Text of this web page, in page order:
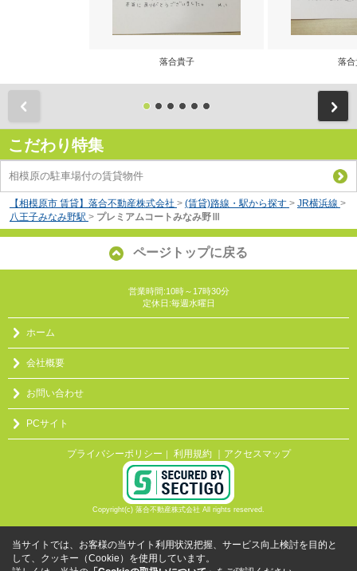
落合貴子 落合
こだわり特集
相模原の駐車場付の賃貸物件
【相模原市 賃貸】落合不動産株式会社 > (賃貸)路線・駅から探す > JR横浜線 >
八王子みなみ野駅 > プレミアムコートみなみ野Ⅲ
ページトップに戻る
営業時間:10時～17時30分
定休日:毎週水曜日
ホーム
会社概要
お問い合わせ
PCサイト
プライバシーポリシー 利用規約 ｜アクセスマップ
Copyright(c) 落合不動産株式会社 All rights reserved.
当サイトでは、お客様の当サイト利用状況把握、サービス向上検討を目的と
して、クッキー（Cookie）を使用しています。